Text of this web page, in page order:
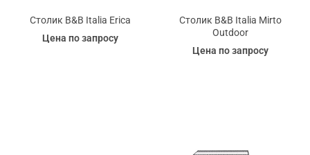
Столик B&B Italia Erica
Цена по запросу
Столик B&B Italia Mirto
Outdoor
Цена по запросу